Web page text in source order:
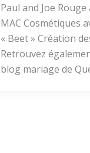
Paul and Joe
MAC Cosmétiques
« Beet » Création
Retrouvez
blog mariage de